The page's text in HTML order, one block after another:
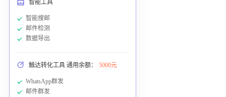
智能工具
智能搜邮
邮件检测
数据导出
触达转化工具 通用余额： 5000元
WhatsApp群发
邮件群发